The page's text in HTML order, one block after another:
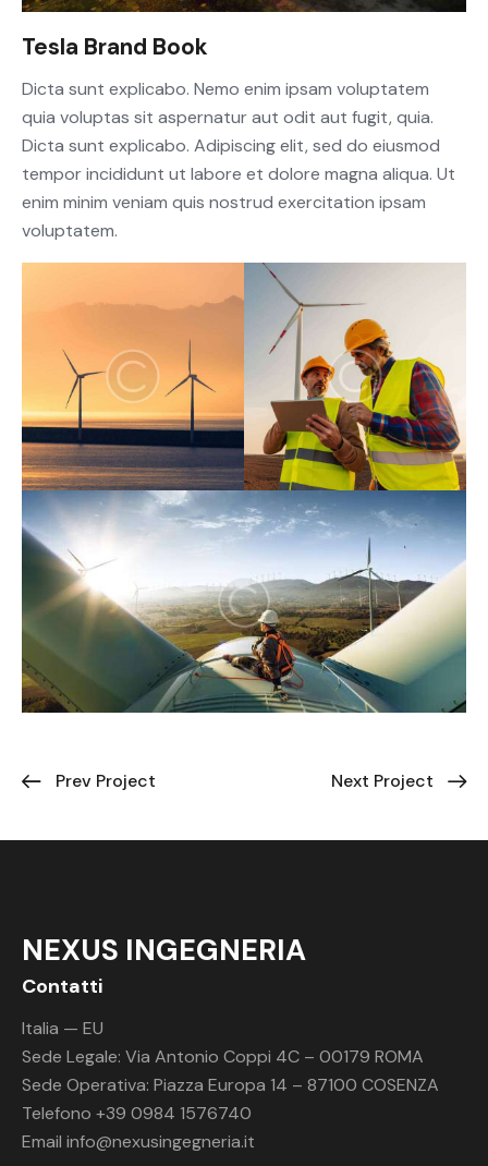
Tesla Brand Book
Dicta sunt explicabo. Nemo enim ipsam voluptatem
quia voluptas sit aspernatur aut odit aut fugit, quia.
Dicta sunt explicabo. Adipiscing elit, sed do eiusmod
tempor incididunt ut labore et dolore magna aliqua. Ut
enim minim veniam quis nostrud exercitation ipsam
voluptatem.
Prev Project Next Project
NEXUS INGEGNERIA
Contatti
Italia — EU
Sede Legale: Via Antonio Coppi 4C – 00179 ROMA
Sede Operativa: Piazza Europa 14 – 87100 COSENZA
Telefono +39 0984 1576740
Email info@nexusingegneria.it